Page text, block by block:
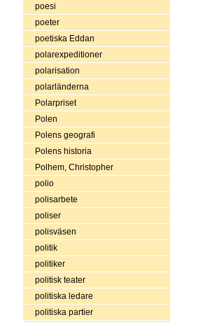
poesi
poeter
poetiska Eddan
polarexpeditioner
polarisation
polarländerna
Polarpriset
Polen
Polens geografi
Polens historia
Polhem, Christopher
polio
polisarbete
poliser
polisväsen
politik
politiker
politisk teater
politiska ledare
politiska partier